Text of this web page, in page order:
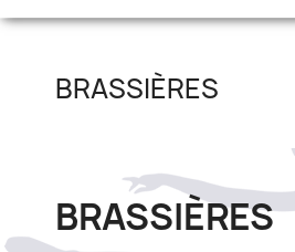
BRASSIÈRES
BRASSIÈRES